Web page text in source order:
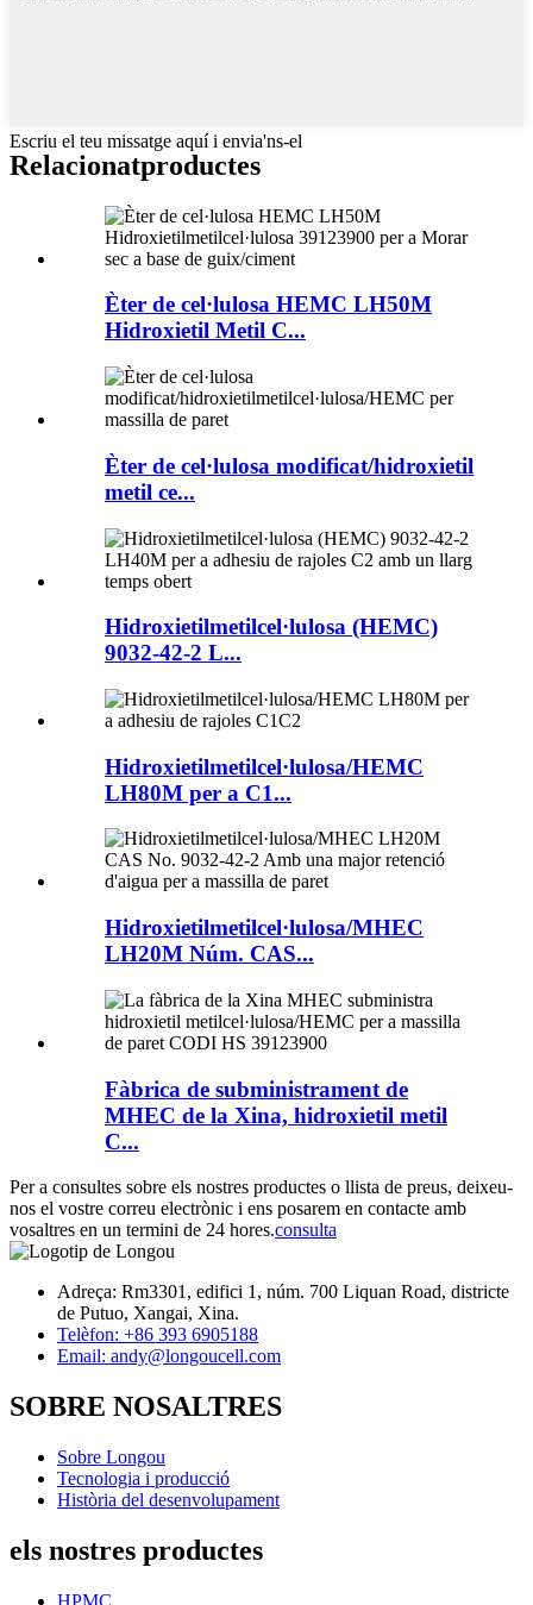
Escriu el teu missatge aquí i envia'ns-el
Relacionatproductes
Èter de cel·lulosa HEMC LH50M
Hidroxietil Metil C...
Èter de cel·lulosa modificat/hidroxietil
metil ce...
Hidroxietilmetilcel·lulosa (HEMC)
9032-42-2 L...
Hidroxietilmetilcel·lulosa/HEMC
LH80M per a C1...
Hidroxietilmetilcel·lulosa/MHEC
LH20M Núm. CAS...
Fàbrica de subministrament de
MHEC de la Xina, hidroxietil metil
C...
Per a consultes sobre els nostres productes o llista de preus, deixeu-
nos el vostre correu electrònic i ens posarem en contacte amb
vosaltres en un termini de 24 hores.consulta
Adreça: Rm3301, edifici 1, núm. 700 Liquan Road, districte
de Putuo, Xangai, Xina.
Telèfon: +86 393 6905188
Email: andy@longoucell.com
SOBRE NOSALTRES
Sobre Longou
Tecnologia i producció
Història del desenvolupament
els nostres productes
HPMC